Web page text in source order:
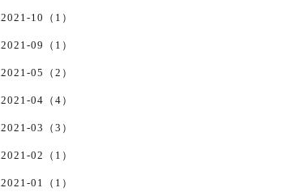
2021-10（1）
2021-09（1）
2021-05（2）
2021-04（4）
2021-03（3）
2021-02（1）
2021-01（1）